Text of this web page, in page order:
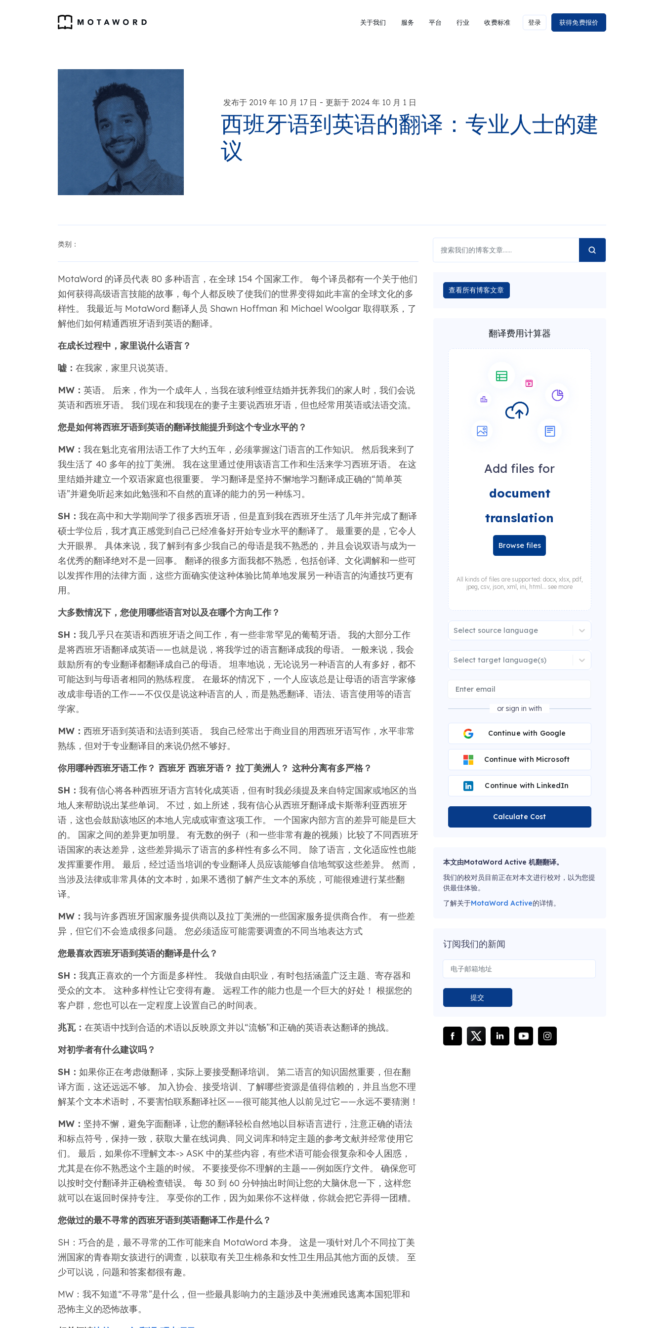
关于我们 服务 平台 行业 收费标准 登录 获得免费报价
发布于 2019 年 10 月 17 日 - 更新于 2024 年 10 月 1 日
西班牙语到英语的翻译：专业人士的建
议
类别：
MotaWord 的译员代表 80 多种语言，在全球 154 个国家工作。 每个译员都有一个关于他们
如何获得高级语言技能的故事，每个人都反映了使我们的世界变得如此丰富的全球文化的多
样性。 我最近与 MotaWord 翻译人员 Shawn Hoffman 和 Michael Woolgar 取得联系，了
解他们如何精通西班牙语到英语的翻译。
在成长过程中，家里说什么语言？
嘘： 在我家，家里只说英语。
MW： 英语。 后来，作为一个成年人，当我在玻利维亚结婚并抚养我们的家人时，我们会说
英语和西班牙语。 我们现在和我现在的妻子主要说西班牙语，但也经常用英语或法语交流。
您是如何将西班牙语到英语的翻译技能提升到这个专业水平的？
MW： 我在魁北克省用法语工作了大约五年，必须掌握这门语言的工作知识。 然后我来到了
我生活了 40 多年的拉丁美洲。 我在这里通过使用该语言工作和生活来学习西班牙语。 在这
里结婚并建立一个双语家庭也很重要。 学习翻译是坚持不懈地学习翻译成正确的“简单英
语”并避免听起来如此勉强和不自然的直译的能力的另一种练习。
SH： 我在高中和大学期间学了很多西班牙语，但是直到我在西班牙生活了几年并完成了翻译
硕士学位后，我才真正感觉到自己已经准备好开始专业水平的翻译了。 最重要的是，它令人
大开眼界。 具体来说，我了解到有多少我自己的母语是我不熟悉的，并且会说双语与成为一
名优秀的翻译绝对不是一回事。 翻译的很多方面我都不熟悉，包括创译、文化调解和一些可
以发挥作用的法律方面，这些方面确实使这种体验比简单地发展另一种语言的沟通技巧更有
用。
大多数情况下，您使用哪些语言对以及在哪个方向工作？
SH： 我几乎只在英语和西班牙语之间工作，有一些非常罕见的葡萄牙语。 我的大部分工作
是将西班牙语翻译成英语——也就是说，将我学过的语言翻译成我的母语。 一般来说，我会
鼓励所有的专业翻译都翻译成自己的母语。 坦率地说，无论说另一种语言的人有多好，都不
可能达到与母语者相同的熟练程度。 在最坏的情况下，一个人应该总是让母语的语言学家修
改成非母语的工作——不仅仅是说这种语言的人，而是熟悉翻译、语法、语言使用等的语言
学家。
MW： 西班牙语到英语和法语到英语。 我自己经常出于商业目的用西班牙语写作，水平非常
熟练，但对于专业翻译目的来说仍然不够好。
你用哪种西班牙语工作？ 西班牙 西班牙语？ 拉丁美洲人？ 这种分离有多严格？
SH： 我有信心将各种西班牙语方言转化成英语，但有时我必须提及来自特定国家或地区的当
地人来帮助说出某些单词。 不过，如上所述，我有信心从西班牙翻译成卡斯蒂利亚西班牙
语，这也会鼓励该地区的本地人完成或审查这项工作。 一个国家内部方言的差异可能是巨大
的。 国家之间的差异更加明显。 有无数的例子（和一些非常有趣的视频）比较了不同西班牙
语国家的表达差异，这些差异揭示了语言的多样性有多么不同。 除了语言，文化适应性也能
发挥重要作用。 最后，经过适当培训的专业翻译人员应该能够自信地驾驭这些差异。 然而，
当涉及法律或非常具体的文本时，如果不透彻了解产生文本的系统，可能很难进行某些翻
译。
MW： 我与许多西班牙国家服务提供商以及拉丁美洲的一些国家服务提供商合作。 有一些差
异，但它们不会造成很多问题。 您必须适应可能需要调查的不同当地表达方式
您最喜欢西班牙语到英语的翻译是什么？
SH： 我真正喜欢的一个方面是多样性。 我做自由职业，有时包括涵盖广泛主题、寄存器和
受众的文本。 这种多样性让它变得有趣。 远程工作的能力也是一个巨大的好处！ 根据您的
客户群，您也可以在一定程度上设置自己的时间表。
兆瓦： 在英语中找到合适的术语以反映原文并以“流畅”和正确的英语表达翻译的挑战。
对初学者有什么建议吗？
SH： 如果你正在考虑做翻译，实际上要接受翻译培训。 第二语言的知识固然重要，但在翻
译方面，这还远远不够。 加入协会、接受培训、了解哪些资源是值得信赖的，并且当您不理
解某个文本术语时，不要害怕联系翻译社区——很可能其他人以前见过它——永远不要猜测！
MW： 坚持不懈，避免字面翻译，让您的翻译轻松自然地以目标语言进行，注意正确的语法
和标点符号，保持一致，获取大量在线词典、同义词库和特定主题的参考文献并经常使用它
们。 最后，如果你不理解文本-> ASK 中的某些内容，有些术语可能会很复杂和令人困惑，
尤其是在你不熟悉这个主题的时候。 不要接受你不理解的主题——例如医疗文件。 确保您可
以按时交付翻译并正确检查错误。 每 30 到 60 分钟抽出时间让您的大脑休息一下，这样您
就可以在返回时保持专注。 享受你的工作，因为如果你不这样做，你就会把它弄得一团糟。
您做过的最不寻常的西班牙语到英语翻译工作是什么？
SH：巧合的是，最不寻常的工作可能来自 MotaWord 本身。 这是一项针对几个不同拉丁美
洲国家的青春期女孩进行的调查，以获取有关卫生棉条和女性卫生用品其他方面的反馈。 至
少可以说，问题和答案都很有趣。
MW：我不知道“不寻常”是什么，但一些最具影响力的主题涉及中美洲难民逃离本国犯罪和
恐怖主义的恐怖故事。
查看所有博客文章
翻译费用计算器
Add files for
document
translation
Browse files
All kinds of files are supported: docx, xlsx, pdf,
jpeg, csv, json, xml, ini, html... see more
Select source language
Select target language(s)
or sign in with
Continue with Google
Continue with Microsoft
Continue with LinkedIn
Calculate Cost
本文由MotaWord Active 机翻翻译。
我们的校对员目前正在对本文进行校对，以为您提
供最佳体验。
了解关于MotaWord Active的详情。
订阅我们的新闻
提交